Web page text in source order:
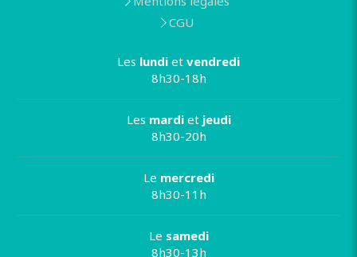
CGU
Les lundi et vendredi
8h30-18h
Les mardiet jeudi
8h30-20h
Le mercredi
8h30-11h
Le samedi
8h30-13h